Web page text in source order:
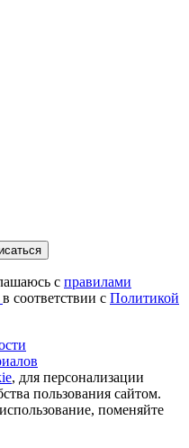
с правилами
в соответствии с Политикой
, для персонализации
пользования сайтом.
поменяйте